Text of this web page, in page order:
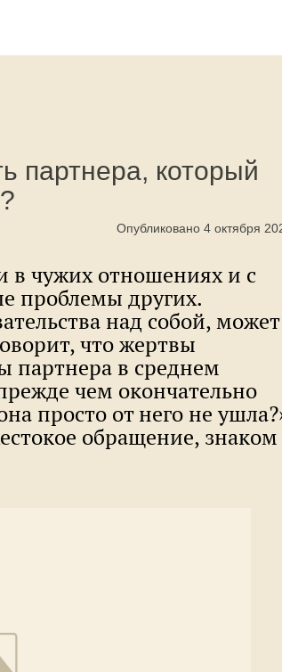
партнера, который
Опубликовано 4 октября
в чужих отношениях и с
проблемы других.
над собой, может
что жертвы
партнера в среднем
чем окончательно
просто от него не
обращение, знаком